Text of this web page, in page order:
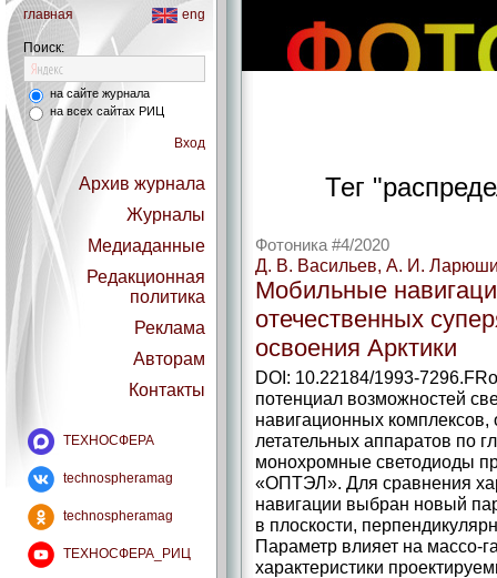
главная eng
Поиск:
на сайте журнала
на всех сайтах РИЦ
Вход
Архив журнала
Журналы
Медиаданные
Редакционная
политика
Реклама
Авторам
Контакты
ТЕХНОСФЕРА
technospheramag
technospheramag
ТЕХНОСФЕРА_РИЦ
Тег
Фотоника #4/2020
Д. В. Васильев, А. И.
Мобильные
отечественных
освоения Арктики
DOI: 10.22184/1993-
потенциал возможностей
навигационных
летательных аппаратов по
монохромные светодиоды
«ОПТЭЛ». Для сравнения
навигации выбран новый
в плоскости,
Параметр влияет на массо-­
характеристики